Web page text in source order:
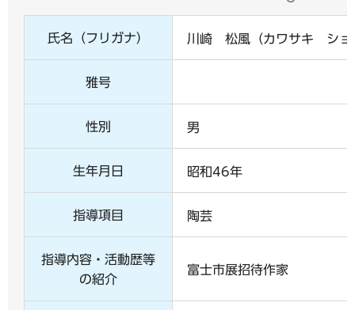
氏名（フリガナ） 川崎 松風（カワサキ ショ
雅号
性別 男
生年月日 昭和46年
指導項目 陶芸
指導内容・活動歴等
の紹介
富士市展招待作家